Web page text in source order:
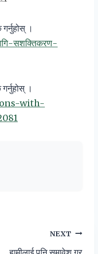
।
सशक्तिकरण-
।
with-
NEXT